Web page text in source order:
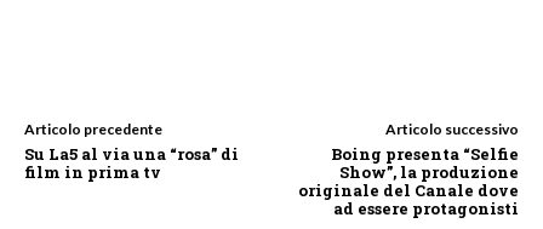
Articolo precedente
Su La5 al via una “rosa” di
film in prima tv
Articolo successivo
Boing presenta “Selfie
Show”, la produzione
originale del Canale dove
ad essere protagonisti